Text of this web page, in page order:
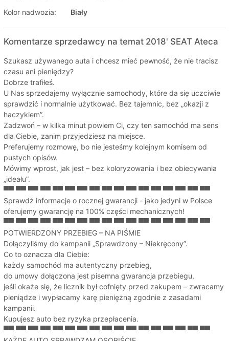
Kolor nadwozia:
Biały
Komentarze sprzedawcy na temat 2018' SEAT Ateca
Szukasz używanego auta i chcesz mieć pewność, że nie tracisz
czasu ani pieniędzy?
Dobrze trafiłeś.
U Nas sprzedajemy wyłącznie samochody, które da się uczciwie
sprawdzić i normalnie użytkować. Bez tajemnic, bez „okazji z
haczykiem”.
Zadzwoń – w kilka minut powiem Ci, czy ten samochód ma sens
dla Ciebie, zanim przyjedziesz na miejsce.
Preferujemy rozmowę, bo nie jesteśmy kolejnym komisem od
pustych opisów.
Mówimy wprost, jak jest – bez koloryzowania i bez obiecywania
„ideału”.
▀▀ ▀▀ ▀▀ ▀▀ ▀▀ ▀▀ ▀▀ ▀▀ ▀▀ ▀▀ ▀▀ ▀▀ ▀▀ ▀▀ ▀▀ ▀▀ ▀▀
Sprawdź informacje o rocznej gwarancji - jako jedyni w Polsce
oferujemy gwarancję na 100% części mechanicznych!
▀▀ ▀▀ ▀▀ ▀▀ ▀▀ ▀▀ ▀▀ ▀▀ ▀▀ ▀▀ ▀▀ ▀▀ ▀▀ ▀▀ ▀▀ ▀▀ ▀▀
POTWIERDZONY PRZEBIEG – NA PIŚMIE
Dołączyliśmy do kampanii „Sprawdzony – Niekręcony”.
Co to oznacza dla Ciebie:
każdy samochód ma autentyczny przebieg,
do umowy dołączona jest pisemna gwarancja przebiegu,
jeśli okaże się, że licznik był cofnięty przed zakupem – zwracamy
pieniądze i wypłacamy karę pieniężną zgodnie z zasadami
kampanii.
Kupujesz auto bez ryzyka przepłacenia.
▀▀ ▀▀ ▀▀ ▀▀ ▀▀ ▀▀ ▀▀ ▀▀ ▀▀ ▀▀ ▀▀ ▀▀ ▀▀ ▀▀ ▀▀ ▀▀ ▀▀